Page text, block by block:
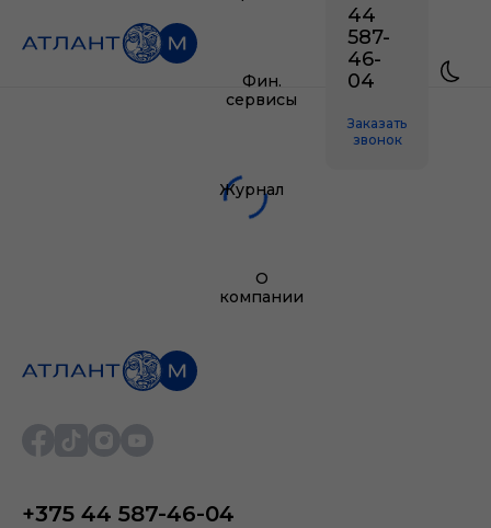
Фин.
сервисы
Журнал
О
компании
44
587-
46-
04
Заказать
звонок
+375 44 587-46-04